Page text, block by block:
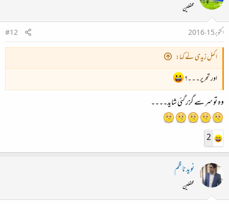
محفلین
اکتوبر 15، 2016
#12
اکمل زیدی نے کہا:
اور تحریر ۔ ۔ ۔؟
وہ تو سر سے گزر گئی شاید۔۔۔۔
2
نوید ناظم
محفلین